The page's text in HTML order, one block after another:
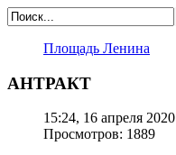
Площадь Ленина
АНТРАКТ
15:24, 16 апреля 2020
Просмотров: 1889